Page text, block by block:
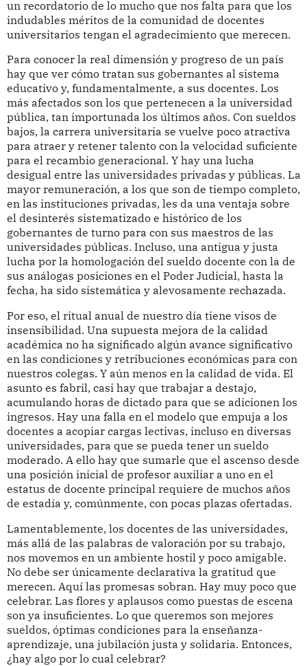
un recordatorio de lo mucho que nos falta para que los
indudables méritos de la comunidad de docentes
universitarios tengan el agradecimiento que merecen.
Para conocer la real dimensión y progreso de un país
hay que ver cómo tratan sus gobernantes al sistema
educativo y, fundamentalmente, a sus docentes. Los
más afectados son los que pertenecen a la universidad
pública, tan importunada los últimos años. Con sueldos
bajos, la carrera universitaria se vuelve poco atractiva
para atraer y retener talento con la velocidad suficiente
para el recambio generacional. Y hay una lucha
desigual entre las universidades privadas y públicas. La
mayor remuneración, a los que son de tiempo completo,
en las instituciones privadas, les da una ventaja sobre
el desinterés sistematizado e histórico de los
gobernantes de turno para con sus maestros de las
universidades públicas. Incluso, una antigua y justa
lucha por la homologación del sueldo docente con la de
sus análogas posiciones en el Poder Judicial, hasta la
fecha, ha sido sistemática y alevosamente rechazada.
Por eso, el ritual anual de nuestro día tiene visos de
insensibilidad. Una supuesta mejora de la calidad
académica no ha significado algún avance significativo
en las condiciones y retribuciones económicas para con
nuestros colegas. Y aún menos en la calidad de vida. El
asunto es fabril, casi hay que trabajar a destajo,
acumulando horas de dictado para que se adicionen los
ingresos. Hay una falla en el modelo que empuja a los
docentes a acopiar cargas lectivas, incluso en diversas
universidades, para que se pueda tener un sueldo
moderado. A ello hay que sumarle que el ascenso desde
una posición inicial de profesor auxiliar a uno en el
estatus de docente principal requiere de muchos años
de estadía y, comúnmente, con pocas plazas ofertadas.
Lamentablemente, los docentes de las universidades,
más allá de las palabras de valoración por su trabajo,
nos movemos en un ambiente hostil y poco amigable.
No debe ser únicamente declarativa la gratitud que
merecen. Aquí las promesas sobran. Hay muy poco que
celebrar. Las flores y aplausos como puestas de escena
son ya insuficientes. Lo que queremos son mejores
sueldos, óptimas condiciones para la enseñanza-
aprendizaje, una jubilación justa y solidaria. Entonces,
¿hay algo por lo cual celebrar?